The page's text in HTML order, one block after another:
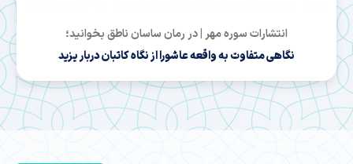
انتشارات سوره مهر | در رمان ساسان ناطق بخوانید؛
نگاهی متفاوت به واقعه عاشورا از نگاه کاتبان دربار یزید